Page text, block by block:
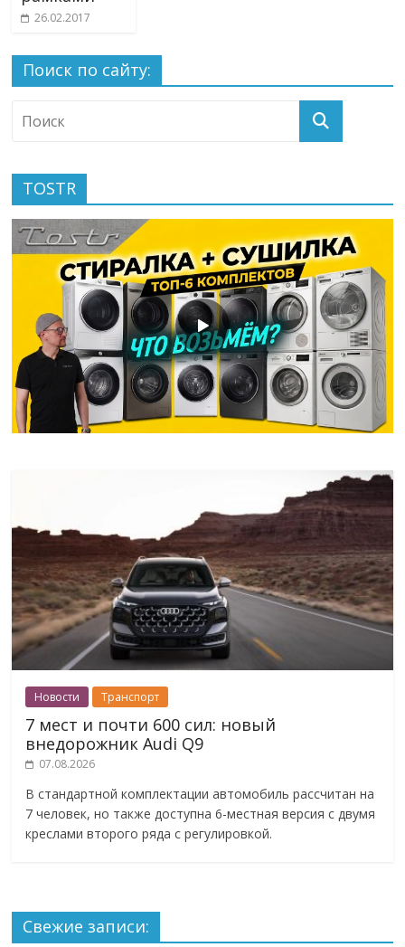
26.02.2017
Поиск по сайту:
TOSTR
Новости Транспорт
7 мест и почти 600 сил: новый
внедорожник Audi Q9
07.08.2026
В стандартной комплектации автомобиль рассчитан на
7 человек, но также доступна 6-местная версия с двумя
креслами второго ряда с регулировкой.
Свежие записи: